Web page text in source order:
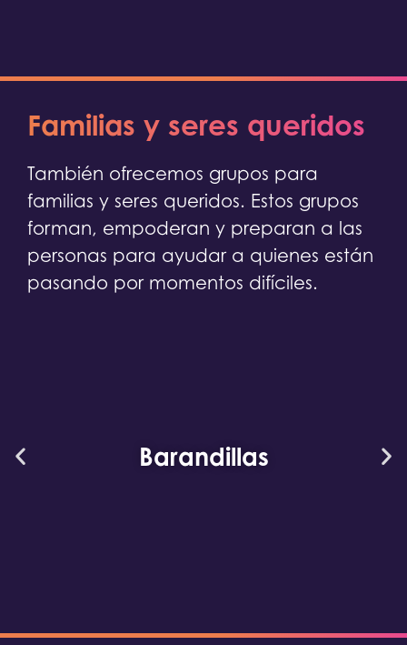
Familias y seres queridos
También ofrecemos grupos para
familias y seres queridos. Estos grupos
forman, empoderan y preparan a las
personas para ayudar a quienes están
pasando por momentos difíciles.
Barandillas